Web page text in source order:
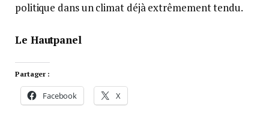
politique dans un climat déjà extrêmement tendu.
Le Hautpanel
Partager :
Facebook X